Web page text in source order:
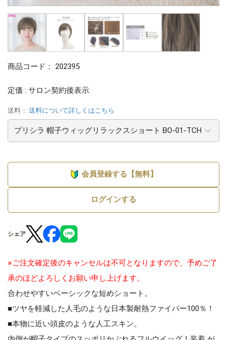
商品コード： 202395
定価 : サロン契約後表示
送料： 送料について詳しくはこちら
会員登録する【無料】
ログインする
シェア
※ご注文確定後のキャンセルは不可となりますので、予めご了
承のほどよろしくお願い申し上げます。
合わせやすいベーシックな短めショート。
■ツヤを軽減した人毛のような日本製耐熱ファイバー100％！
■本物に近い頭皮のような人工スキン。